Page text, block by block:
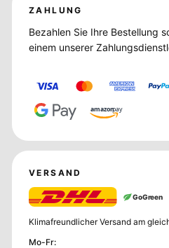
ZAHLUNG
Bezahlen Sie Ihre Bestellung
einem unserer
amazonpay
VERSAND
GoGreen
Klimafreundlicher Versand am
Mo-Fr: